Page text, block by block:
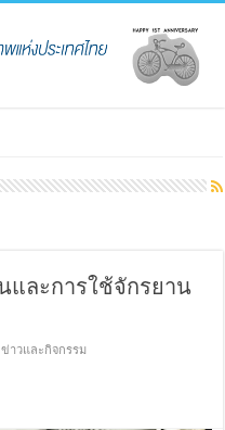
และการใช้จักรยาน
ข่าวและกิจกรรม